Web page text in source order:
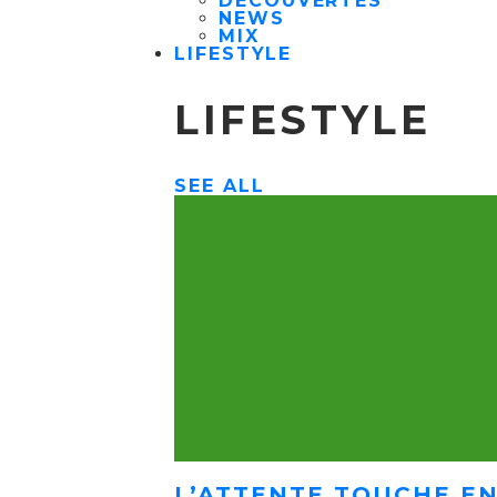
NEWS
MIX
LIFESTYLE
LIFESTYLE
SEE ALL